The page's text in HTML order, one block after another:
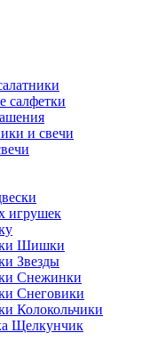
салфетки
и свечи
игрушек
Шишки
Звезды
Снежинки
Снеговики
Колокольчики
Щелкунчик